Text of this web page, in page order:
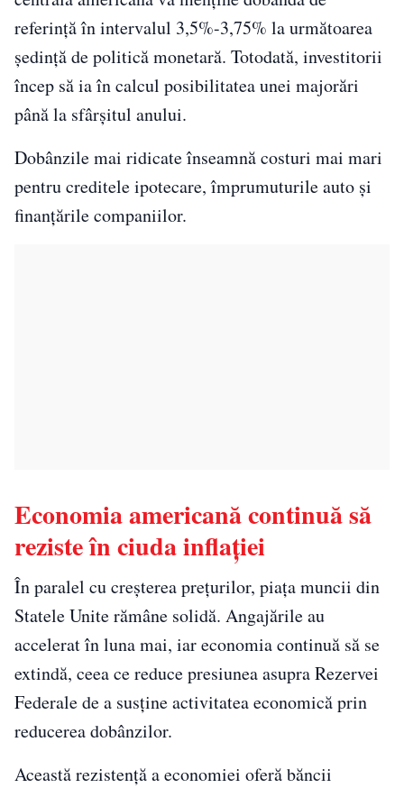
referință în intervalul 3,5%-3,75% la următoarea
ședință de politică monetară. Totodată, investitorii
încep să ia în calcul posibilitatea unei majorări
până la sfârșitul anului.
Dobânzile mai ridicate înseamnă costuri mai mari
pentru creditele ipotecare, împrumuturile auto și
finanțările companiilor.
Economia americană continuă să
reziste în ciuda inflației
În paralel cu creșterea prețurilor, piața muncii din
Statele Unite rămâne solidă. Angajările au
accelerat în luna mai, iar economia continuă să se
extindă, ceea ce reduce presiunea asupra Rezervei
Federale de a susține activitatea economică prin
reducerea dobânzilor.
Această rezistență a economiei oferă băncii